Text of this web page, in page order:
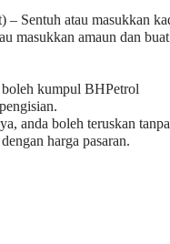
Sentuh atau masukkan
masukkan amaun dan buat
boleh kumpul BHPetrol
anda boleh teruskan tanpa
harga pasaran.